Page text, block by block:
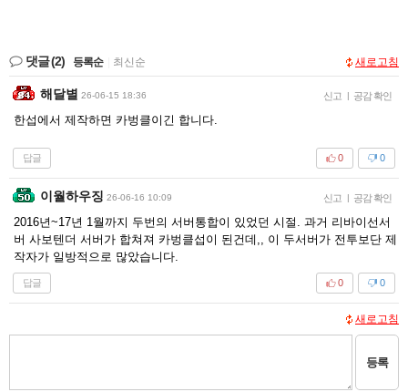
댓글(2) 등록순 최신순 새로고침
해달별 26-06-15 18:36 신고 | 공감 확인
한섭에서 제작하면 카벙클이긴 합니다.
답글 0
0
이월하우징 26-06-16 10:09 신고 | 공감 확인
2016년~17년 1월까지 두번의 서버통합이 있었던 시절. 과거 리바이선서
버 사보텐더 서버가 합쳐져 카벙클섭이 된건데,, 이 두서버가 전투보단 제
작자가 일방적으로 많았습니다.
답글 0
0
새로고침
등록